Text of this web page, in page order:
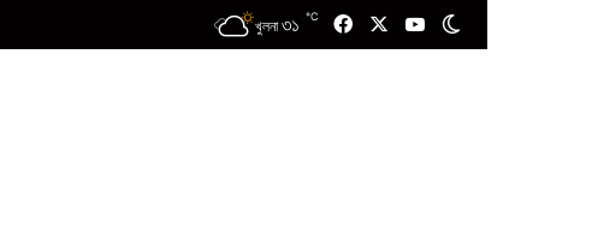
খুলনা ৩১ ℃ FacebookYouTube